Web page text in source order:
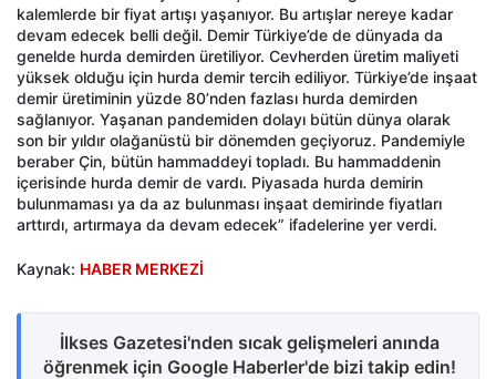
kalemlerde bir fiyat artışı yaşanıyor. Bu artışlar nereye kadar
devam edecek belli değil. Demir Türkiye’de de dünyada da
genelde hurda demirden üretiliyor. Cevherden üretim maliyeti
yüksek olduğu için hurda demir tercih ediliyor. Türkiye’de inşaat
demir üretiminin yüzde 80’nden fazlası hurda demirden
sağlanıyor. Yaşanan pandemiden dolayı bütün dünya olarak
son bir yıldır olağanüstü bir dönemden geçiyoruz. Pandemiyle
beraber Çin, bütün hammaddeyi topladı. Bu hammaddenin
içerisinde hurda demir de vardı. Piyasada hurda demirin
bulunmaması ya da az bulunması inşaat demirinde fiyatları
arttırdı, artırmaya da devam edecek” ifadelerine yer verdi.
Kaynak: HABER MERKEZİ
İlkses Gazetesi'nden sıcak gelişmeleri anında
öğrenmek için Google Haberler'de bizi takip edin!